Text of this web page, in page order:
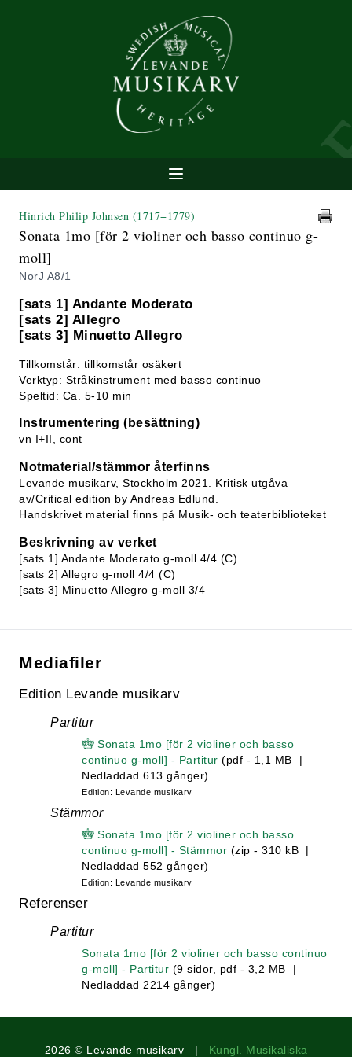
Hinrich Philip Johnsen (1717−1779)
Sonata 1mo [för 2 violiner och basso continuo g-
moll]
NorJ A8/1
[sats 1] Andante Moderato
[sats 2] Allegro
[sats 3] Minuetto Allegro
Tillkomstår: tillkomstår osäkert
Verktyp: Stråkinstrument med basso continuo
Speltid: Ca. 5-10 min
Instrumentering (besättning)
vn I+II, cont
Notmaterial/stämmor återfinns
Levande musikarv, Stockholm 2021. Kritisk utgåva
av/Critical edition by Andreas Edlund.
Handskrivet material finns på Musik- och teaterbiblioteket
Beskrivning av verket
[sats 1] Andante Moderato g-moll 4/4 (C)
[sats 2] Allegro g-moll 4/4 (C)
[sats 3] Minuetto Allegro g-moll 3/4
Mediafiler
Edition Levande musikarv
Partitur
Sonata 1mo [för 2 violiner och basso
continuo g-moll] - Partitur (pdf - 1,1 MB |
Nedladdad 613 gånger)
Edition: Levande musikarv
Stämmor
Sonata 1mo [för 2 violiner och basso
continuo g-moll] - Stämmor (zip - 310 kB |
Nedladdad 552 gånger)
Edition: Levande musikarv
Referenser
Partitur
Sonata 1mo [för 2 violiner och basso continuo
g-moll] - Partitur (9 sidor, pdf - 3,2 MB |
Nedladdad 2214 gånger)
2026 © Levande musikarv | Kungl. Musikaliska